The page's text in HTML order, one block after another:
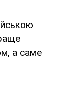
а саме